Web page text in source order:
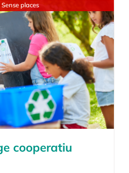
Sense places
cooperatiu